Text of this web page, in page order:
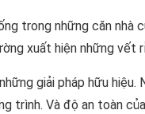
trong những căn
xuất hiện những
giải pháp hữu
trình. Và độ an toàn